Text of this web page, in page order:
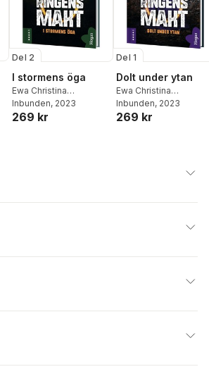
Del 2
I stormens öga
Ewa Christina
Johansson
Inbunden, 2023
269 kr
Del 1
Dolt under ytan
Ewa Christina
Johansson
Inbunden, 2023
269 kr